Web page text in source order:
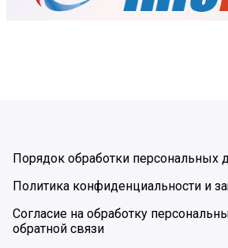
Порядок обработки персональных
Политика конфиденциальности и
Согласие на обработку
обратной связи